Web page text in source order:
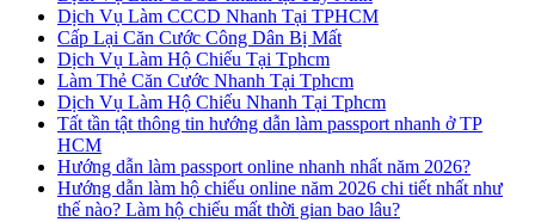
Dịch Vụ Làm CCCD Nhanh Tại TPHCM
Cấp Lại Căn Cước Công Dân Bị Mất
Dịch Vụ Làm Hộ Chiếu Tại Tphcm
Làm Thẻ Căn Cước Nhanh Tại Tphcm
Dịch Vụ Làm Hộ Chiếu Nhanh Tại Tphcm
Tất tần tật thông tin hướng dẫn làm passport nhanh ở TP
HCM
Hướng dẫn làm passport online nhanh nhất năm 2026?
Hướng dẫn làm hộ chiếu online năm 2026 chi tiết nhất như
thế nào? Làm hộ chiếu mất thời gian bao lâu?